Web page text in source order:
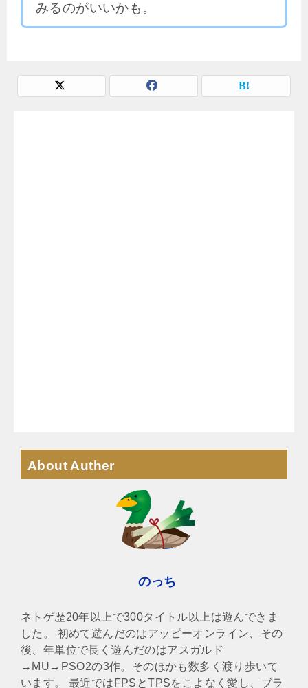
みるのがいいかも。
About Auther
のっち
ネトゲ歴20年以上で300タイトル以上は遊んできま
した。 初めて遊んだのはアッピーオンライン、その
後、年単位で長く遊んだのはアスガルド
→MU→PSO2の3作。そのほかも数多く渡り歩いて
います。 最近ではFPSとTPSをこよなく愛し、ブラ